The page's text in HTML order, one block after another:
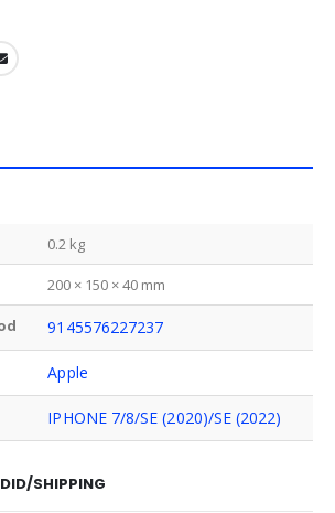
0.2 kg
200 × 150 × 40 mm
9145576227237
Apple
IPHONE 7/8/SE (2020)/SE (2022)
SHIPPING